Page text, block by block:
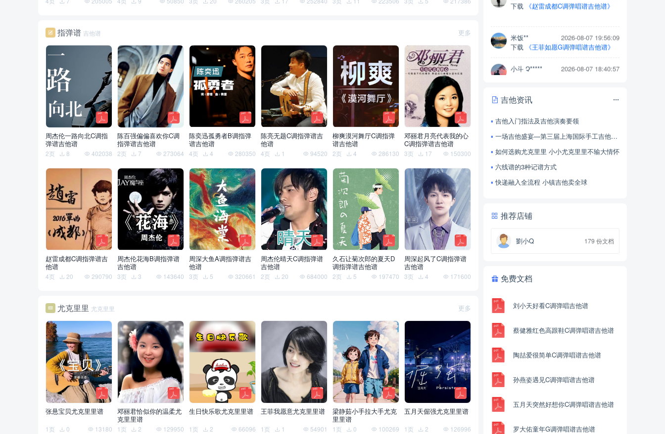
更多
指弹谱 吉他谱
周杰伦一路向北C调指
弹谱吉他谱
2页 8 402038
陈百强偏偏喜欢你C调
指弹谱吉他谱
2页 7 273064
陈奕迅孤勇者B调指弹
谱吉他谱
4页 4 280350
陈亮无题C调指弹谱吉
他谱
4页 1 94520
柳爽漠河舞厅C调指弹
谱吉他谱
2页 4 286130
邓丽君月亮代表我的心
C调指弹谱吉他谱
3页 17 150300
赵雷成都C调指弹谱吉
他谱
4页 20 290790
周杰伦花海B调指弹谱
吉他谱
3页 3 143640
周深大鱼A调指弹谱吉
他谱
3页 5 320661
周杰伦晴天C调指弹谱
吉他谱
2页 20 684000
久石让菊次郎的夏天D
调指弹谱吉他谱
2页 5 197470
周深起风了C调指弹谱
吉他谱
3页 4 171600
更多
尤克里里 尤克里里
张悬宝贝尤克里里谱
1页 0 13180
邓丽君恰似你的温柔尤
克里里谱
1页 2 129950
生日快乐歌尤克里里谱
1页 2 66096
王菲我愿意尤克里里谱
1页 1 54901
梁静茹小手拉大手尤克
里里谱
1页 0 100269
五月天倔强尤克里里谱
1页 2 126996
米饭**
2026-08-07 19:56:09
小斗 Չ*****
2026-08-07 18:40:57
下载
《胡夏那些年C调弹唱谱吉他
下载《赵雷成都C调弹唱谱吉他谱》
1️**
2026-08-06 18:57:43
下载《周杰伦晴天C调指弹谱吉他
谱》
愿*
2026-08-06 11:50:17
soph*****
他谱》
谱》
^_**
2026-08-03 21:27:33
下载 《孙燕姿遇见C调弹唱谱吉他
下载 《赵雷成都C调弹唱谱吉他谱》
吉他资讯
吉他入门指法及吉他演奏要领
一场吉他盛宴—第三届上海国际手工吉他展举办
如何选购尤克里里 小小尤克里里不输大情怀
六线谱的3种记谱方式
快递融入全流程 小镇吉他卖全球
推荐店铺
劉小Q 179 份文档
免费文档
刘小天好看C调弹唱吉他谱
蔡健雅红色高跟鞋C调弹唱谱吉他谱
陶喆爱很简单C调弹唱谱吉他谱
孙燕姿遇见C调弹唱谱吉他谱
五月天突然好想你C调弹唱谱吉他谱
罗大佑童年G调弹唱谱吉他谱